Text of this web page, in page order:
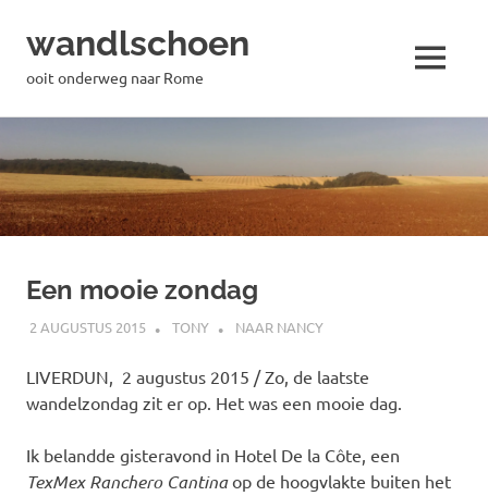
inhoud
springen
wandlschoen
ooit onderweg naar Rome MENU
Een mooie zondag
2 AUGUSTUS 2015 TONY NAAR NANCY
LIVERDUN, 2 augustus 2015 / Zo, de laatste
wandelzondag zit er op. Het was een mooie dag.
Ik belandde gisteravond in Hotel De la Côte, een
TexMex Ranchero Cantinaop de hoogvlakte buiten het